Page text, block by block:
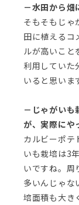
－水田から畑
そもそもじゃ
田に植えるコ
ルが高いこと
利用していた
いると思いま
－じゃがいも
が、実際にや
カルビーポテ
いも栽培は3
いですね。周
多いんじゃな
培面積も大き